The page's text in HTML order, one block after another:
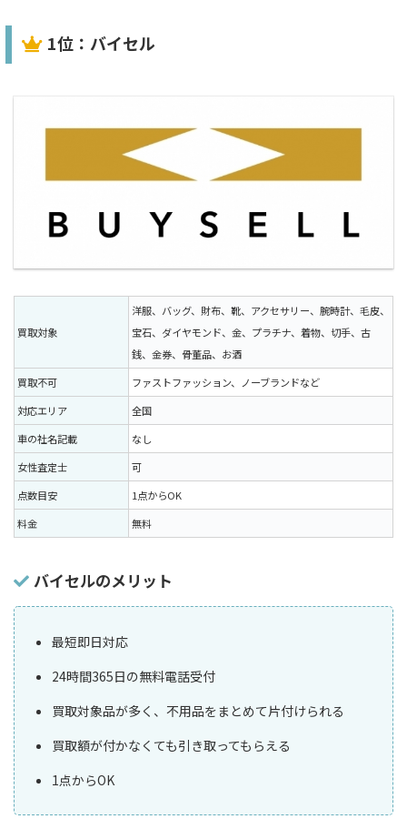
1位：バイセル
買取対象
洋服、バッグ、財布、靴、アクセサリー、腕時計、毛皮、
宝石、ダイヤモンド、金、プラチナ、着物、切手、古
銭、金券、骨董品、お酒
買取不可
ファストファッション、ノーブランドなど
対応エリア
全国
車の社名記載
なし
女性査定士
可
点数目安
1点からOK
料金
無料
バイセルのメリット
最短即日対応
24時間365日の無料電話受付
買取対象品が多く、不用品をまとめて片付けられる
買取額が付かなくても引き取ってもらえる
1点からOK